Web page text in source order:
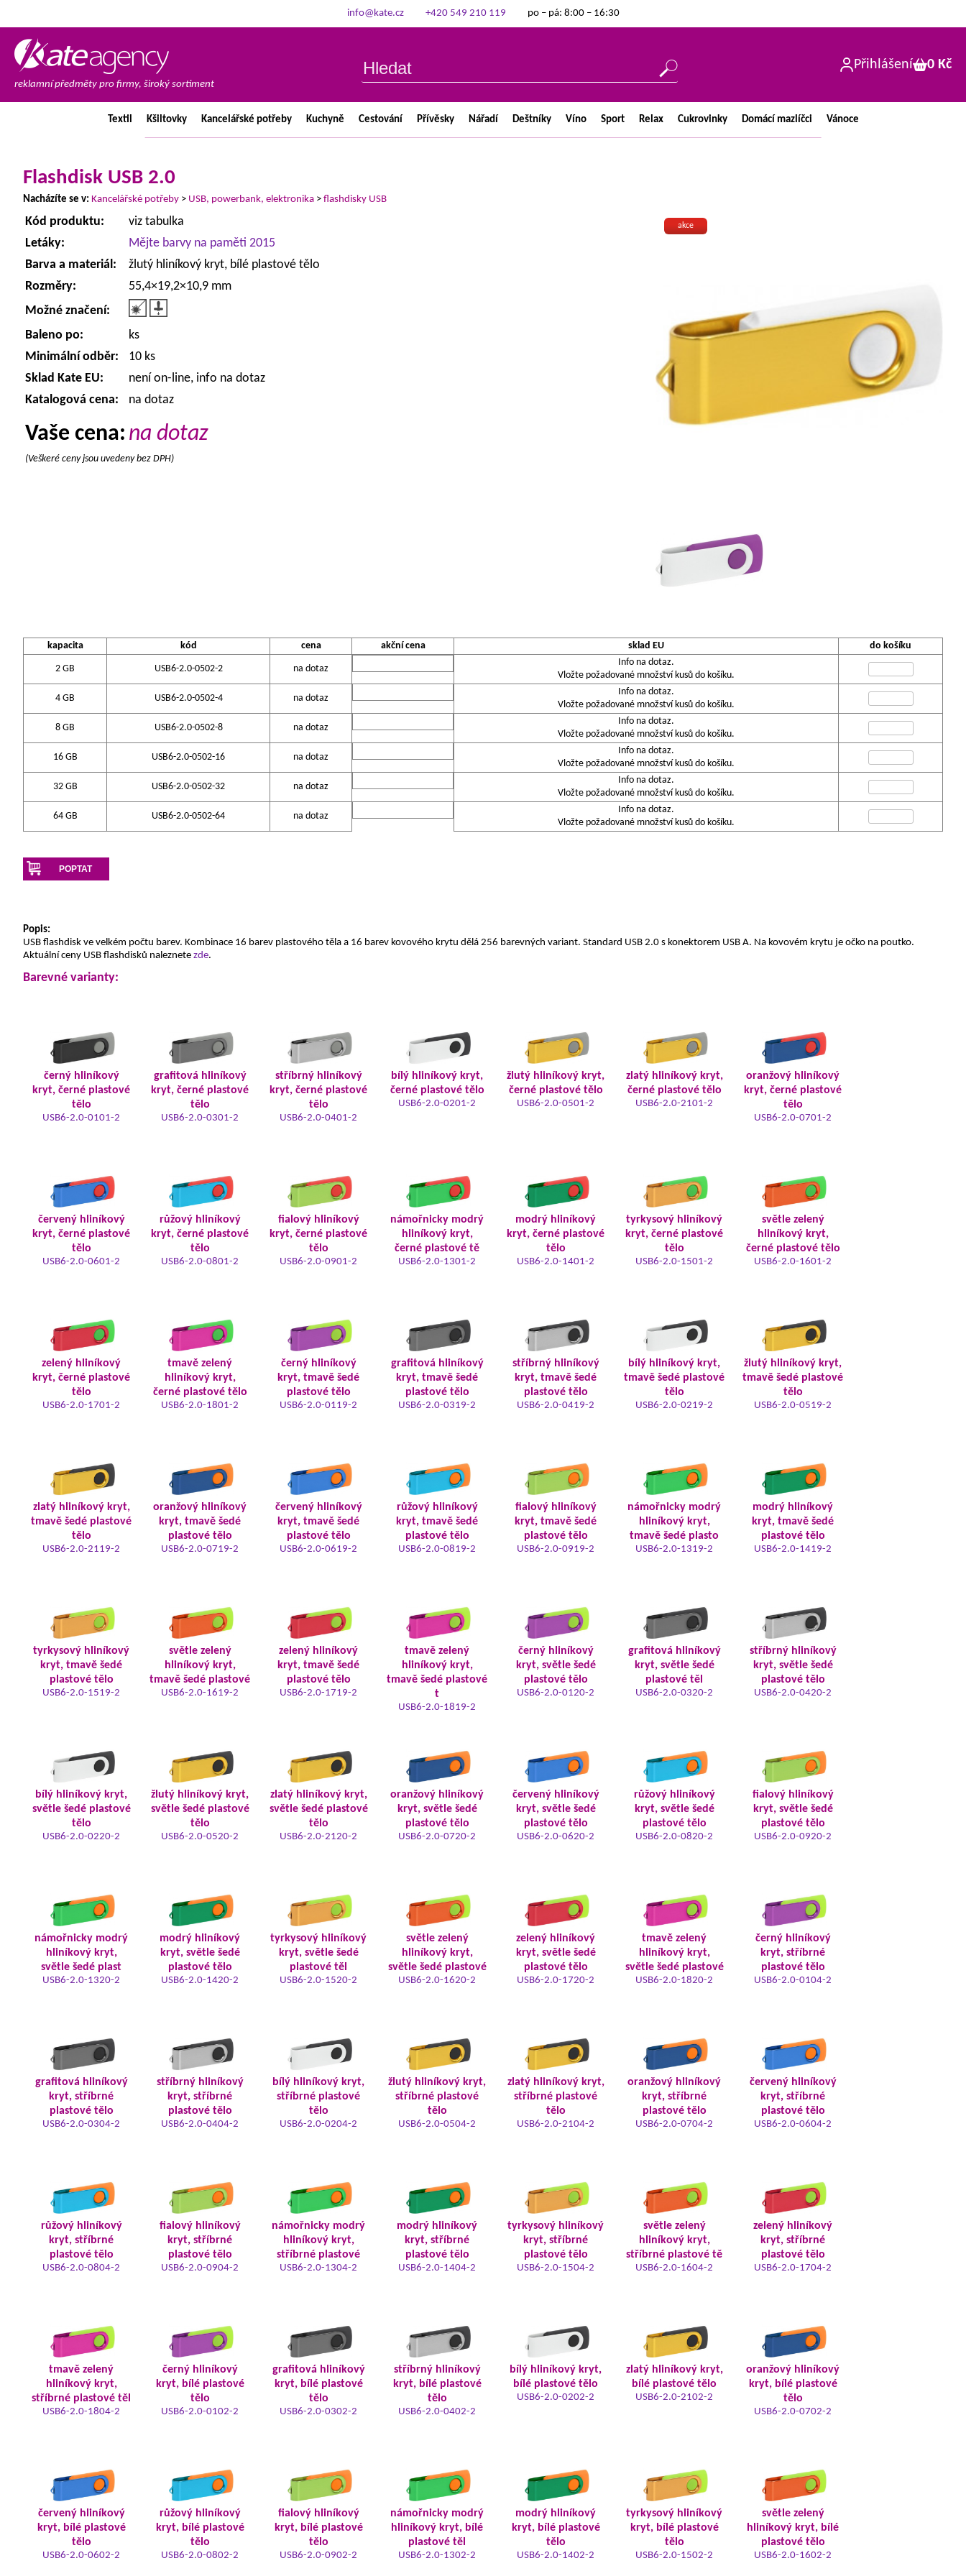
info@kate.cz +420 549 210 119 po – pá: 8:00 – 16:30
reklamní předměty pro firmy, široký sortiment
Přihlášení 0 Kč
Textil Kšiltovky Kancelářské potřeby Kuchyně Cestování Přívěsky Nářadí Deštníky Víno Sport Relax Cukrovinky Domácí mazlíčci Vánoce
Flashdisk USB 2.0
Nacházíte se v: Kancelářské potřeby > USB, powerbank, elektronika > flashdisky USB
akce
Kód produktu:
viz tabulka
Letáky:
Mějte barvy na paměti 2015
Barva a materiál:
žlutý hliníkový kryt, bílé plastové tělo
Rozměry:
55,4×19,2×10,9 mm
Možné značení:
Baleno po:
ks
Minimální odběr:
10 ks
Sklad Kate EU:
není on-line, info na dotaz
Katalogová cena:
na dotaz
Vaše cena: na dotaz
(Veškeré ceny jsou uvedeny bez DPH)
kapacita kód cena akční cena sklad EU do košíku
2 GB USB6-2.0-0502-2 na dotaz
Info na dotaz.
Vložte požadované množství kusů do košíku.
4 GB USB6-2.0-0502-4 na dotaz
Info na dotaz.
Vložte požadované množství kusů do košíku.
8 GB USB6-2.0-0502-8 na dotaz
Info na dotaz.
Vložte požadované množství kusů do košíku.
16 GB USB6-2.0-0502-16 na dotaz
Info na dotaz.
Vložte požadované množství kusů do košíku.
32 GB USB6-2.0-0502-32 na dotaz
Info na dotaz.
Vložte požadované množství kusů do košíku.
64 GB USB6-2.0-0502-64 na dotaz
Info na dotaz.
Vložte požadované množství kusů do košíku.
POPTAT
Popis:
USB flashdisk ve velkém počtu barev. Kombinace 16 barev plastového těla a 16 barev kovového krytu dělá 256 barevných variant. Standard USB 2.0 s konektorem USB A. Na kovovém krytu je očko na poutko.
Aktuální ceny USB flashdisků naleznete zde.
Barevné varianty:
černý hliníkový
kryt, černé plastové
tělo
USB6-2.0-0101-2
grafitová hliníkový
kryt, černé plastové
tělo
USB6-2.0-0301-2
stříbrný hliníkový
kryt, černé plastové
tělo
USB6-2.0-0401-2
bílý hliníkový kryt,
černé plastové tělo
USB6-2.0-0201-2
žlutý hliníkový kryt,
černé plastové tělo
USB6-2.0-0501-2
zlatý hliníkový kryt,
černé plastové tělo
USB6-2.0-2101-2
oranžový hliníkový
kryt, černé plastové
tělo
USB6-2.0-0701-2
červený hliníkový
kryt, černé plastové
tělo
USB6-2.0-0601-2
růžový hliníkový
kryt, černé plastové
tělo
USB6-2.0-0801-2
fialový hliníkový
kryt, černé plastové
tělo
USB6-2.0-0901-2
námořnicky modrý
hliníkový kryt,
černé plastové tě
USB6-2.0-1301-2
modrý hliníkový
kryt, černé plastové
tělo
USB6-2.0-1401-2
tyrkysový hliníkový
kryt, černé plastové
tělo
USB6-2.0-1501-2
světle zelený
hliníkový kryt,
černé plastové tělo
USB6-2.0-1601-2
zelený hliníkový
kryt, černé plastové
tělo
USB6-2.0-1701-2
tmavě zelený
hliníkový kryt,
černé plastové tělo
USB6-2.0-1801-2
černý hliníkový
kryt, tmavě šedé
plastové tělo
USB6-2.0-0119-2
grafitová hliníkový
kryt, tmavě šedé
plastové tělo
USB6-2.0-0319-2
stříbrný hliníkový
kryt, tmavě šedé
plastové tělo
USB6-2.0-0419-2
bílý hliníkový kryt,
tmavě šedé plastové
tělo
USB6-2.0-0219-2
žlutý hliníkový kryt,
tmavě šedé plastové
tělo
USB6-2.0-0519-2
zlatý hliníkový kryt,
tmavě šedé plastové
tělo
USB6-2.0-2119-2
oranžový hliníkový
kryt, tmavě šedé
plastové tělo
USB6-2.0-0719-2
červený hliníkový
kryt, tmavě šedé
plastové tělo
USB6-2.0-0619-2
růžový hliníkový
kryt, tmavě šedé
plastové tělo
USB6-2.0-0819-2
fialový hliníkový
kryt, tmavě šedé
plastové tělo
USB6-2.0-0919-2
námořnicky modrý
hliníkový kryt,
tmavě šedé plasto
USB6-2.0-1319-2
modrý hliníkový
kryt, tmavě šedé
plastové tělo
USB6-2.0-1419-2
tyrkysový hliníkový
kryt, tmavě šedé
plastové tělo
USB6-2.0-1519-2
světle zelený
hliníkový kryt,
tmavě šedé plastové
USB6-2.0-1619-2
zelený hliníkový
kryt, tmavě šedé
plastové tělo
USB6-2.0-1719-2
tmavě zelený
hliníkový kryt,
tmavě šedé plastové
t
USB6-2.0-1819-2
černý hliníkový
kryt, světle šedé
plastové tělo
USB6-2.0-0120-2
grafitová hliníkový
kryt, světle šedé
plastové těl
USB6-2.0-0320-2
stříbrný hliníkový
kryt, světle šedé
plastové tělo
USB6-2.0-0420-2
bílý hliníkový kryt,
světle šedé plastové
tělo
USB6-2.0-0220-2
žlutý hliníkový kryt,
světle šedé plastové
tělo
USB6-2.0-0520-2
zlatý hliníkový kryt,
světle šedé plastové
tělo
USB6-2.0-2120-2
oranžový hliníkový
kryt, světle šedé
plastové tělo
USB6-2.0-0720-2
červený hliníkový
kryt, světle šedé
plastové tělo
USB6-2.0-0620-2
růžový hliníkový
kryt, světle šedé
plastové tělo
USB6-2.0-0820-2
fialový hliníkový
kryt, světle šedé
plastové tělo
USB6-2.0-0920-2
námořnicky modrý
hliníkový kryt,
světle šedé plast
USB6-2.0-1320-2
modrý hliníkový
kryt, světle šedé
plastové tělo
USB6-2.0-1420-2
tyrkysový hliníkový
kryt, světle šedé
plastové těl
USB6-2.0-1520-2
světle zelený
hliníkový kryt,
světle šedé plastové
USB6-2.0-1620-2
zelený hliníkový
kryt, světle šedé
plastové tělo
USB6-2.0-1720-2
tmavě zelený
hliníkový kryt,
světle šedé plastové
USB6-2.0-1820-2
černý hliníkový
kryt, stříbrné
plastové tělo
USB6-2.0-0104-2
grafitová hliníkový
kryt, stříbrné
plastové tělo
USB6-2.0-0304-2
stříbrný hliníkový
kryt, stříbrné
plastové tělo
USB6-2.0-0404-2
bílý hliníkový kryt,
stříbrné plastové
tělo
USB6-2.0-0204-2
žlutý hliníkový kryt,
stříbrné plastové
tělo
USB6-2.0-0504-2
zlatý hliníkový kryt,
stříbrné plastové
tělo
USB6-2.0-2104-2
oranžový hliníkový
kryt, stříbrné
plastové tělo
USB6-2.0-0704-2
červený hliníkový
kryt, stříbrné
plastové tělo
USB6-2.0-0604-2
růžový hliníkový
kryt, stříbrné
plastové tělo
USB6-2.0-0804-2
fialový hliníkový
kryt, stříbrné
plastové tělo
USB6-2.0-0904-2
námořnicky modrý
hliníkový kryt,
stříbrné plastové
USB6-2.0-1304-2
modrý hliníkový
kryt, stříbrné
plastové tělo
USB6-2.0-1404-2
tyrkysový hliníkový
kryt, stříbrné
plastové tělo
USB6-2.0-1504-2
světle zelený
hliníkový kryt,
stříbrné plastové tě
USB6-2.0-1604-2
zelený hliníkový
kryt, stříbrné
plastové tělo
USB6-2.0-1704-2
tmavě zelený
hliníkový kryt,
stříbrné plastové těl
USB6-2.0-1804-2
černý hliníkový
kryt, bílé plastové
tělo
USB6-2.0-0102-2
grafitová hliníkový
kryt, bílé plastové
tělo
USB6-2.0-0302-2
stříbrný hliníkový
kryt, bílé plastové
tělo
USB6-2.0-0402-2
bílý hliníkový kryt,
bílé plastové tělo
USB6-2.0-0202-2
zlatý hliníkový kryt,
bílé plastové tělo
USB6-2.0-2102-2
oranžový hliníkový
kryt, bílé plastové
tělo
USB6-2.0-0702-2
červený hliníkový
kryt, bílé plastové
tělo
USB6-2.0-0602-2
růžový hliníkový
kryt, bílé plastové
tělo
USB6-2.0-0802-2
fialový hliníkový
kryt, bílé plastové
tělo
USB6-2.0-0902-2
námořnicky modrý
hliníkový kryt, bílé
plastové těl
USB6-2.0-1302-2
modrý hliníkový
kryt, bílé plastové
tělo
USB6-2.0-1402-2
tyrkysový hliníkový
kryt, bílé plastové
tělo
USB6-2.0-1502-2
světle zelený
hliníkový kryt, bílé
plastové tělo
USB6-2.0-1602-2